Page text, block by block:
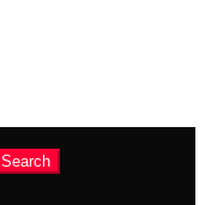
Search